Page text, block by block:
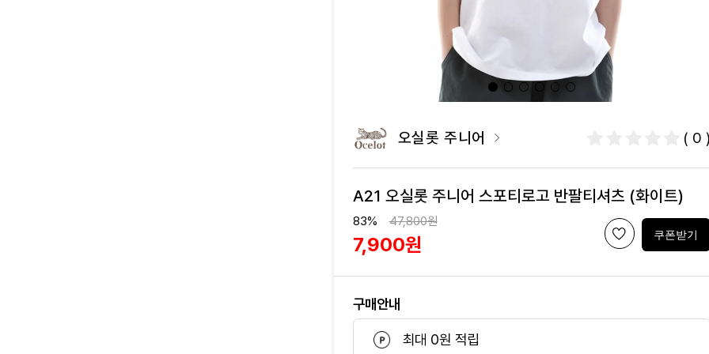
오실롯 주니어 ( 0
A21 오실롯 주니어 스포티로고 반팔티셔츠 (화이트)
83% 47,800원
7,900원 쿠폰받기
구매안내
최대 0원 적립